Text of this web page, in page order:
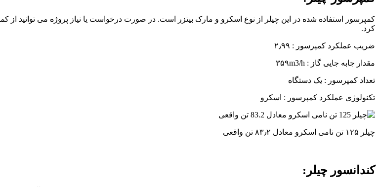
کرد.
ضریب عملکرد کمپرسور : ۲٫۹۹
مقدار جابه جایی گاز : ۳۵۹m3/h
تعداد کمپرسور : یک دستگاه
تکنولوژی عملکرد کمپرسور : اسکرو
چیلر ۱۲۵ تن نامی اسکرو معادل ۸۳٫۲ تن واقعی
کندانسور چیلر: